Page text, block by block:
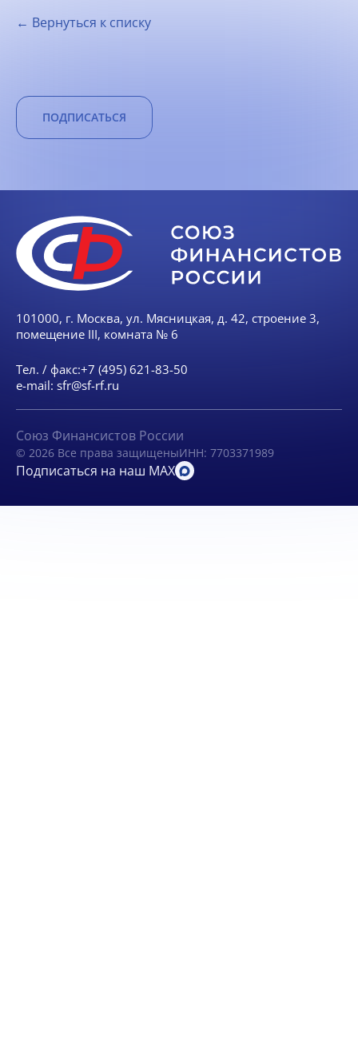
← Вернуться к списку
ПОДПИСАТЬСЯ
101000, г. Москва, ул. Мясницкая, д. 42, строение 3,
помещение III, комната № 6
Тел. / факс:+7 (495) 621-83-50
e-mail: sfr@sf-rf.ru
Союз Финансистов России
© 2026 Все права защищеныИНН: 7703371989
Подписаться на наш MAX